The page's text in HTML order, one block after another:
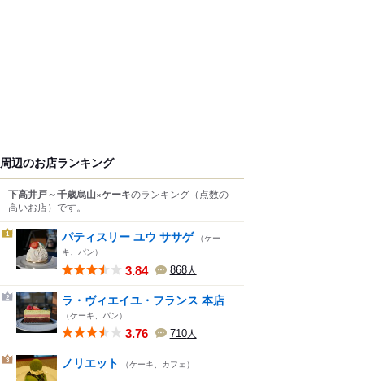
周辺のお店ランキング
下高井戸～千歳烏山×ケーキのランキング （点数の
高いお店） です。
1 パティスリー ユウ ササゲ （ケー
キ、パン）
3.84 868人
2 ラ・ヴィエイユ・フランス 本店
（ケーキ、パン）
3.76 710人
3 ノリエット （ケーキ、カフェ）